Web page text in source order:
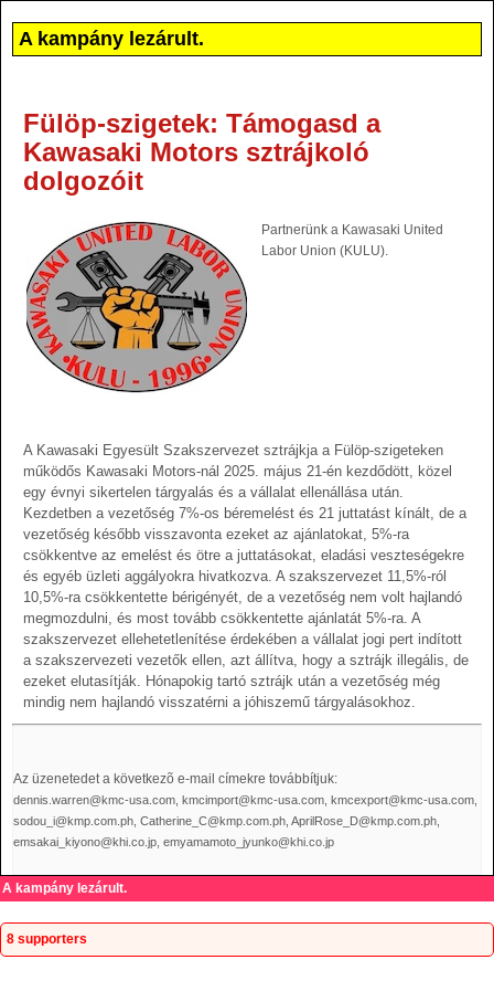
A kampány lezárult.
Fülöp-szigetek: Támogasd a
Kawasaki Motors sztrájkoló
dolgozóit
Partnerünk a Kawasaki United
Labor Union (KULU).
A Kawasaki Egyesült Szakszervezet sztrájkja a Fülöp-szigeteken
működős Kawasaki Motors-nál 2025. május 21-én kezdődött, közel
egy évnyi sikertelen tárgyalás és a vállalat ellenállása után.
Kezdetben a vezetőség 7%-os béremelést és 21 juttatást kínált, de a
vezetőség később visszavonta ezeket az ajánlatokat, 5%-ra
csökkentve az emelést és ötre a juttatásokat, eladási veszteségekre
és egyéb üzleti aggályokra hivatkozva. A szakszervezet 11,5%-ról
10,5%-ra csökkentette bérigényét, de a vezetőség nem volt hajlandó
megmozdulni, és most tovább csökkentette ajánlatát 5%-ra. A
szakszervezet ellehetetlenítése érdekében a vállalat jogi pert indított
a szakszervezeti vezetők ellen, azt állítva, hogy a sztrájk illegális, de
ezeket elutasítják. Hónapokig tartó sztrájk után a vezetőség még
mindig nem hajlandó visszatérni a jóhiszemű tárgyalásokhoz.
Az üzenetedet a következõ e-mail címekre továbbítjuk:
dennis.warren@kmc-usa.com, kmcimport@kmc-usa.com, kmcexport@kmc-usa.com,
sodou_i@kmp.com.ph, Catherine_C@kmp.com.ph, AprilRose_D@kmp.com.ph,
emsakai_kiyono@khi.co.jp, emyamamoto_jyunko@khi.co.jp
A kampány lezárult.
8 supporters